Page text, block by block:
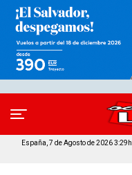
España, 7 de Agosto de 2026 3:29h